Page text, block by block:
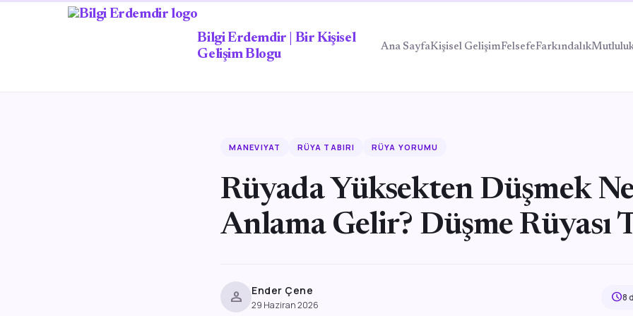
Bilgi Erdemdir | Bir Kişisel
Gelişim Blogu
Ana SayfaKişisel GelişimFelsefeFarkındalık
MANEVIYAT RÜYA TABIRI RÜYA YORUMU
Rüyada Yüksekten Düşmek
Anlama Gelir? Düşme Rüyası
person Ender Çene
29 Haziran 2026
schedule8